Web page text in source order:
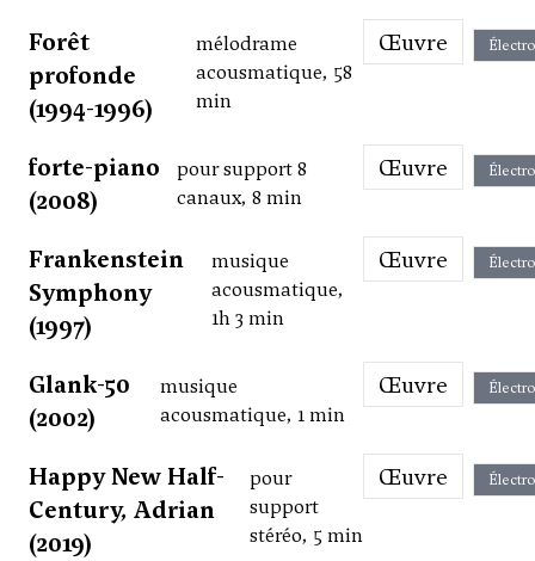
Forêt
profonde
(1994-1996)
mélodrame
acousmatique, 58
min
Œuvre
forte-piano
(2008)
pour support 8
canaux, 8 min
Œuvre
Frankenstein
Symphony
(1997)
musique
acousmatique,
1h 3 min
Œuvre
Glank-50
(2002)
musique
acousmatique, 1 min
Œuvre
Happy New Half-
Century, Adrian
(2019)
pour
support
stéréo, 5 min
Œuvre